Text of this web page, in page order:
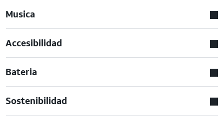
Musica
Accesibilidad
Bateria
Sostenibilidad